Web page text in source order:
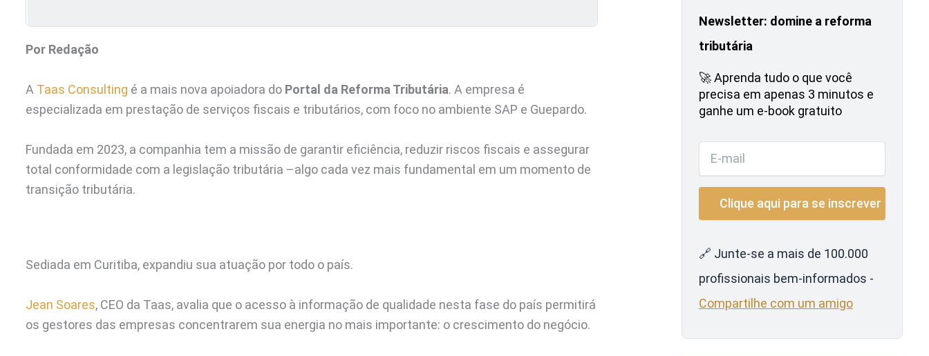
Por Redação
A Taas Consulting é a mais nova apoiadora do Portal da Reforma Tributária. A empresa é
especializada em prestação de serviços fiscais e tributários, com foco no ambiente SAP e Guepardo.
Fundada em 2023, a companhia tem a missão de garantir eficiência, reduzir riscos fiscais e assegurar
total conformidade com a legislação tributária –algo cada vez mais fundamental em um momento de
transição tributária.
Sediada em Curitiba, expandiu sua atuação por todo o país.
Jean Soares, CEO da Taas, avalia que o acesso à informação de qualidade nesta fase do país permitirá
os gestores das empresas concentrarem sua energia no mais importante: o crescimento do negócio.
Newsletter: domine a reforma
tributária
🚀 Aprenda tudo o que você
precisa em apenas 3 minutos e
ganhe um e-book gratuito
🔗 Junte-se a mais de 100.000
profissionais bem-informados -
Compartilhe com um amigo